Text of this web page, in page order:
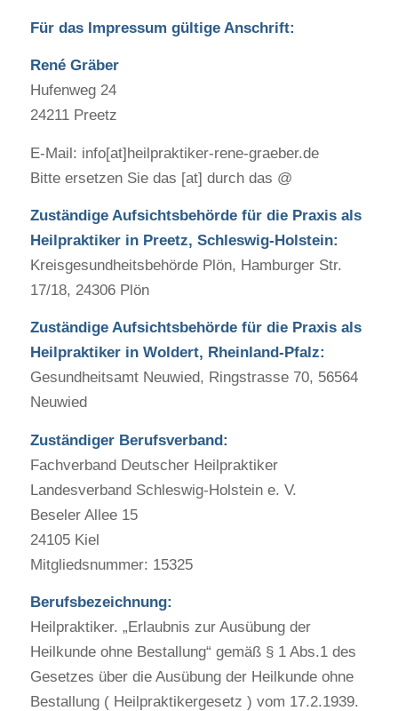
Für das Impressum gültige Anschrift:
René Gräber
Hufenweg 24
24211 Preetz
E-Mail: info[at]heilpraktiker-rene-graeber.de
Bitte ersetzen Sie das [at] durch das @
Zuständige Aufsichtsbehörde für die Praxis als
Heilpraktiker in Preetz, Schleswig-Holstein:
Kreisgesundheitsbehörde Plön, Hamburger Str.
17/18, 24306 Plön
Zuständige Aufsichtsbehörde für die Praxis als
Heilpraktiker in Woldert, Rheinland-Pfalz:
Gesundheitsamt Neuwied, Ringstrasse 70, 56564
Neuwied
Zuständiger Berufsverband:
Fachverband Deutscher Heilpraktiker
Landesverband Schleswig-Holstein e. V.
Beseler Allee 15
24105 Kiel
Mitgliedsnummer: 15325
Berufsbezeichnung:
Heilpraktiker. „Erlaubnis zur Ausübung der
Heilkunde ohne Bestallung“ gemäß § 1 Abs.1 des
Gesetzes über die Ausübung der Heilkunde ohne
Bestallung ( Heilpraktikergesetz ) vom 17.2.1939.